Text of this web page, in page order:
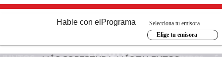
Hable con el Programa
Selecciona tu emisora
Elige tu emisora